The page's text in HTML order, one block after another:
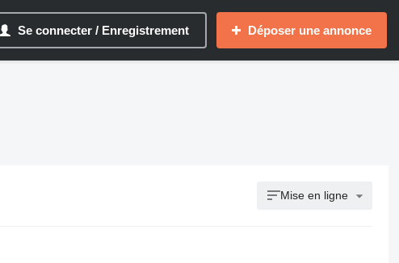
Se connecter / Enregistrement Déposer une annonce
Mise en ligne